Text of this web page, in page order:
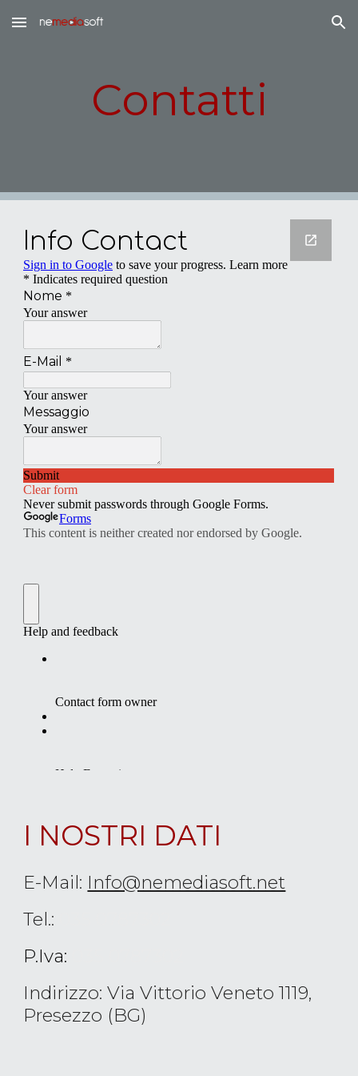
Skip to main content Skip to navigation
Contatti
I NOSTRI DATI
E-Mail: Info@nemediasoft.net
Tel.:
P.Iva:
Indirizzo: Via Vittorio Veneto 1119,
Presezzo (BG)